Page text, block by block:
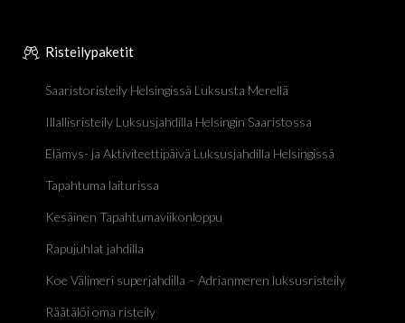
Risteilypaketit
Saaristoristeily Helsingissä Luksusta Merellä
Illallisristeily Luksusjahdilla Helsingin Saaristossa
Elämys- ja Aktiviteettipäivä Luksusjahdilla Helsingissä
Tapahtuma laiturissa
Kesäinen Tapahtumaviikonloppu
Rapujuhlat jahdilla
Koe Välimeri superjahdilla – Adrianmeren luksusristeily
Räätälöi oma risteily